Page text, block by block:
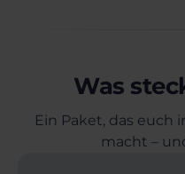
Was
Ein Paket, das euch
macht –